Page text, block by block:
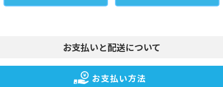
お支払いと配送について
お支払い方法